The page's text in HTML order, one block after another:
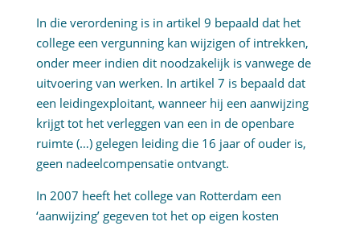
In die verordening is in artikel 9 bepaald dat het
college een vergunning kan wijzigen of intrekken,
onder meer indien dit noodzakelijk is vanwege de
uitvoering van werken. In artikel 7 is bepaald dat
een leidingexploitant, wanneer hij een aanwijzing
krijgt tot het verleggen van een in de openbare
ruimte (…) gelegen leiding die 16 jaar of ouder is,
geen nadeelcompensatie ontvangt.
In 2007 heeft het college van Rotterdam een
‘aanwijzing’ gegeven tot het op eigen kosten